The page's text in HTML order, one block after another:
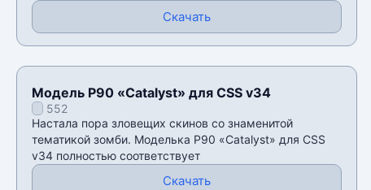
Скачать
Модель P90 «Catalyst» для CSS v34
552
Настала пора зловещих скинов со знаменитой
тематикой зомби. Моделька P90 «Catalyst» для CSS
v34 полностью соответствует
Скачать